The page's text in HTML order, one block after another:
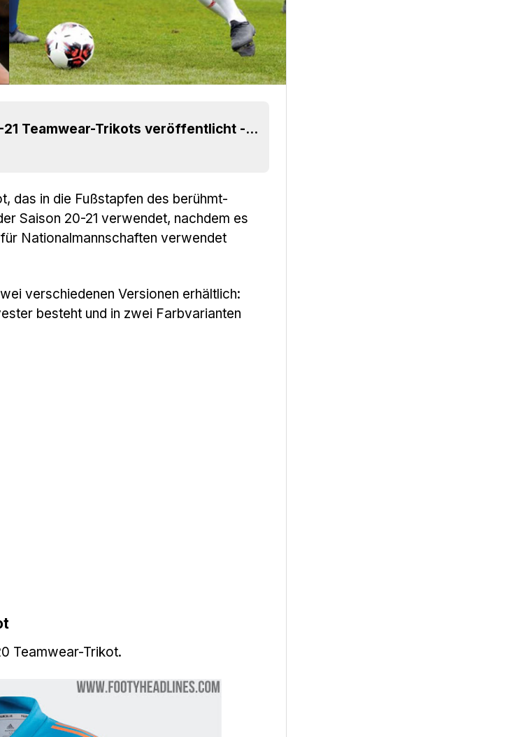
Alle Adidas 20-21 Teamwear-Trikots veröffentlicht - Vollständige Übersicht
das in die Fußstapfen des berühmt-
Saison 20-21 verwendet, nachdem es
für Nationalmannschaften verwendet
verschiedenen Versionen erhältlich:
besteht und in zwei Farbvarianten
Teamwear-Trikot.